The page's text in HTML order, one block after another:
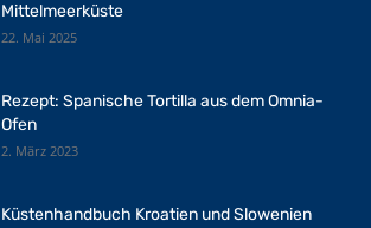
Mittelmeerküste
22. Mai 2025
Rezept: Spanische Tortilla aus dem Omnia-
Ofen
2. März 2023
Küstenhandbuch Kroatien und Slowenien